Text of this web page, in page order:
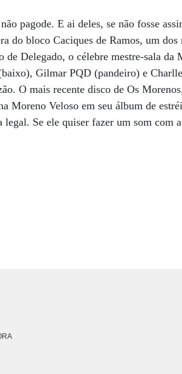
pagode. E ai deles, se não fosse
do bloco Caciques de Ramos, um dos
Delegado, o célebre mestre-sala da
Gilmar PQD (pandeiro) e
O mais recente disco de Os
Moreno Veloso em seu álbum de
Se ele quiser fazer um som com